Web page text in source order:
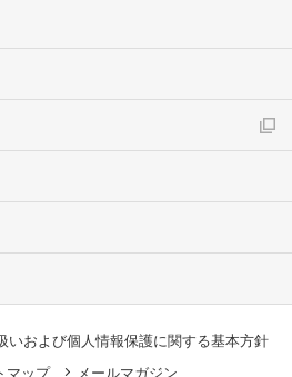
いおよび個人情報保護に関する基本方針
マップ メールマガジン